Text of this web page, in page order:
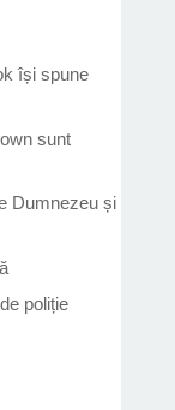
își spune
sunt
Dumnezeu și
poliție